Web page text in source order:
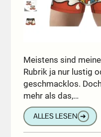
Meistens sind
Rubrik ja nur lustig
geschmacklos.
mehr als das,…
ALLES LESEN ➔